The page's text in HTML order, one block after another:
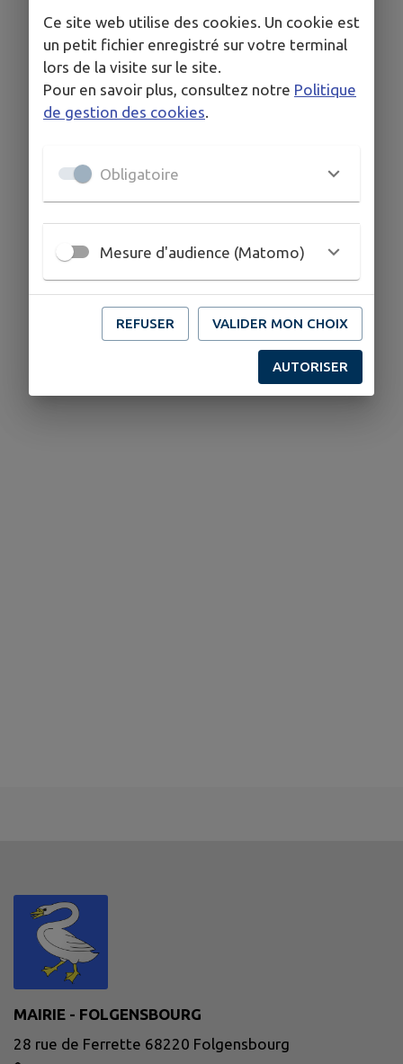
100.00 9votes)
non: 0.00% (0vote)
MAIRIE - FOLGENSBOURG
28 rue de Ferrette 68220 Folgensbourg
Ce site web utilise des cookies. Un cookie est
un petit fichier enregistré sur votre terminal
lors de la visite sur le site.
Pour en savoir plus, consultez notre Politique
de gestion des cookies.
Obligatoire
Mesure d'audience (Matomo)
REFUSER VALIDER MON CHOIX
AUTORISER